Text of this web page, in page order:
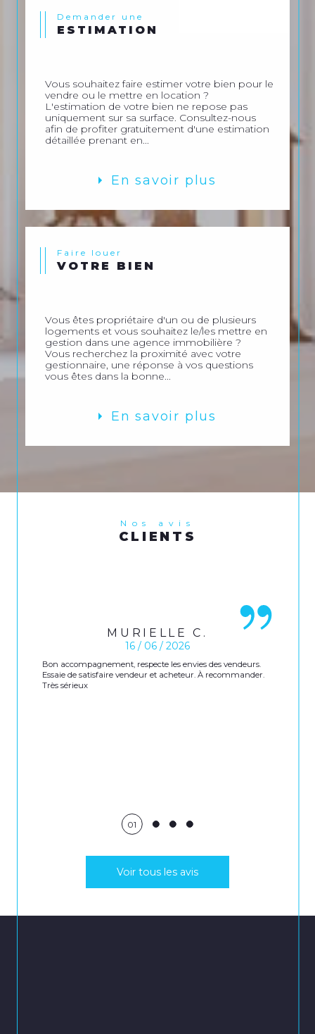
Demander une
ESTIMATION
Vous souhaitez faire estimer votre bien pour le
vendre ou le mettre en location ?
L'estimation de votre bien ne repose pas
uniquement sur sa surface. Consultez-nous
afin de profiter gratuitement d'une estimation
détaillée prenant en...
En savoir plus
Faire louer
VOTRE BIEN
Vous êtes propriétaire d'un ou de plusieurs
logements et vous souhaitez le/les mettre en
gestion dans une agence immobilière ?
Vous recherchez la proximité avec votre
gestionnaire, une réponse à vos questions
vous êtes dans la bonne...
En savoir plus
Nos avis
CLIENTS
MURIELLE C.
16 / 06 / 2026
Bon accompagnement, respecte les envies des vendeurs.
Essaie de satisfaire vendeur et acheteur. À recommander.
Très sérieux
01
Voir tous les avis